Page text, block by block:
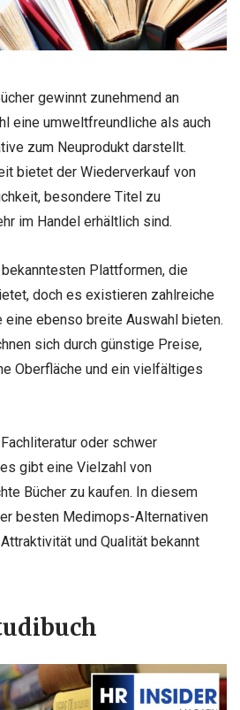
gewinnt zunehmend an
eine umweltfreundliche als auch
zum Neuprodukt darstellt.
bietet der Wiederverkauf von
besondere Titel zu
im Handel erhältlich sind.
Plattformen, die
doch es existieren zahlreiche
eine ebenso breite Auswahl bieten.
sich durch günstige Preise,
Oberfläche und ein vielfältiges
oder schwer
gibt eine Vielzahl von
Bücher zu kaufen. In diesem
besten Medimops-Alternativen
und Qualität bekannt